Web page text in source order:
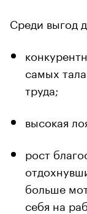
Среди выгод
самых
труда;
высокая
рост
больше
себя на